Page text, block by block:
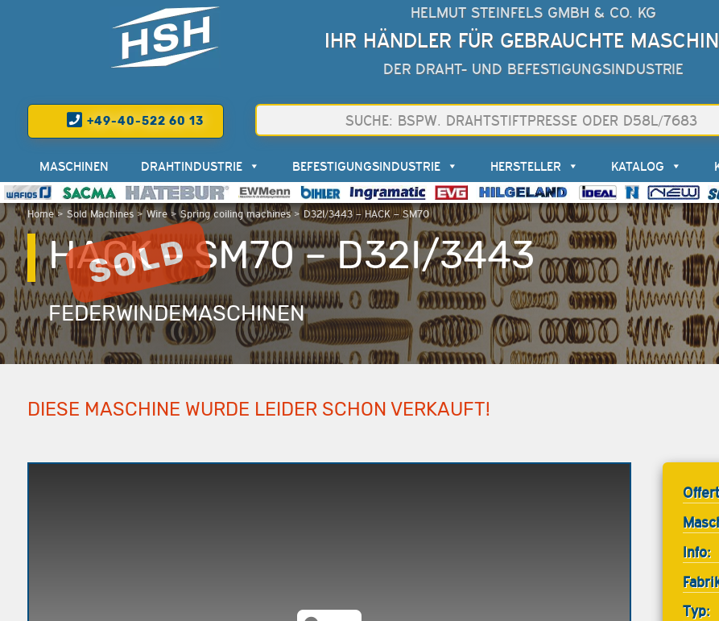
HELMUT STEINFELS GMBH & CO. KG
IHR HÄNDLER FÜR GEBRAUCHTE
DER DRAHT- UND BEFESTIGUNGSINDUSTRIE
+49-40-522 60 13
Home> Sold Machines>Wire>Spring coiling machines> D32I/3443 – HACK – SM70
MASCHINEN DRAHTINDUSTRIE BEFESTIGUNGSINDUSTRIE HERSTELLER KATALOG
HACK – SM70 – D32I/3443
FEDERWINDEMASCHINEN
DIESE MASCHINE WURDE LEIDER SCHON VERKAUFT!
Info:
Typ: